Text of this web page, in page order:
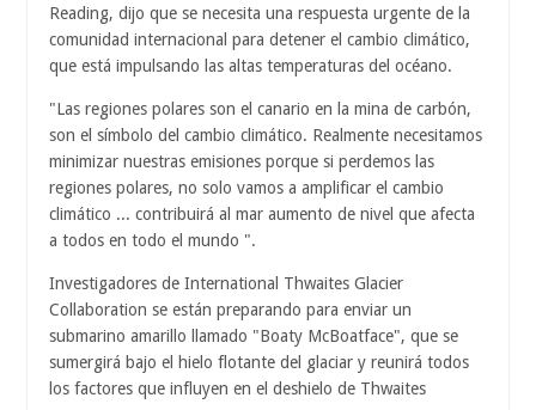
Reading, dijo que se necesita una respuesta urgente de la
comunidad internacional para detener el cambio climático,
que está impulsando las altas temperaturas del océano.
"Las regiones polares son el canario en la mina de carbón,
son el símbolo del cambio climático. Realmente necesitamos
minimizar nuestras emisiones porque si perdemos las
regiones polares, no solo vamos a amplificar el cambio
climático ... contribuirá al mar aumento de nivel que afecta
a todos en todo el mundo ".
Investigadores de International Thwaites Glacier
Collaboration se están preparando para enviar un
submarino amarillo llamado "Boaty McBoatface", que se
sumergirá bajo el hielo flotante del glaciar y reunirá todos
los factores que influyen en el deshielo de Thwaites